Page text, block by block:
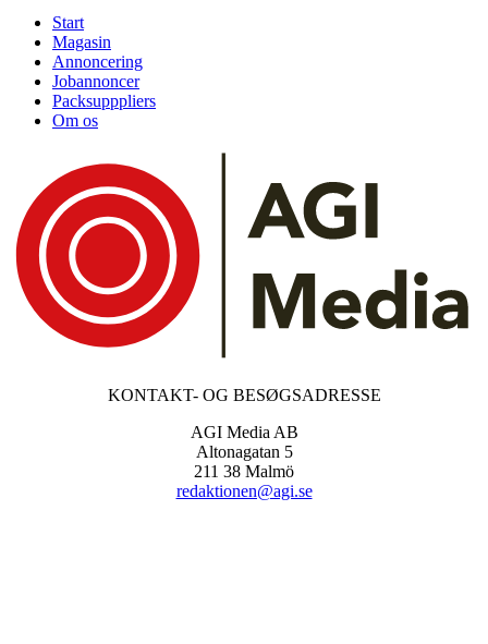
Start
Magasin
Annoncering
Jobannoncer
Packsupppliers
Om os
KONTAKT- OG BESØGSADRESSE
AGI Media AB
Altonagatan 5
211 38 Malmö
redaktionen@agi.se